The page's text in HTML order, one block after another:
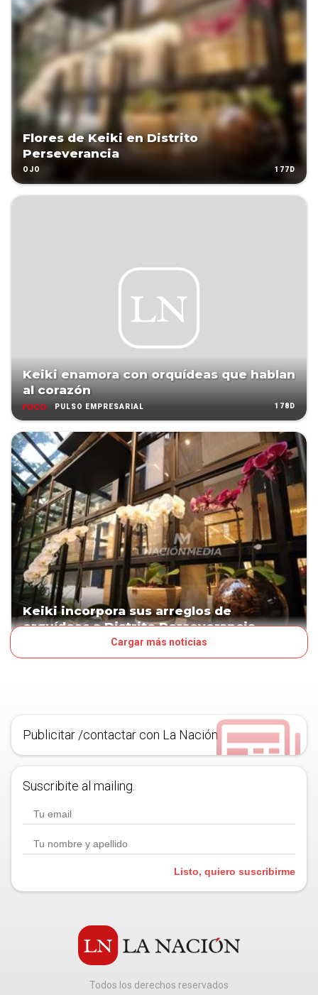
Flores de Keiki en Distrito
Perseverancia
OJO 177D
Keiki enamora con orquídeas que hablan
al corazón
PULSO EMPRESARIAL 178D
Keiki incorpora sus arreglos de
orquídeas a Distrito Perseverancia
PATROCINADOCargar más noticias
Publicitar /contactar con La Nación
Suscribite al mailing.
Listo, quiero suscribirme
Todos los derechos reservados